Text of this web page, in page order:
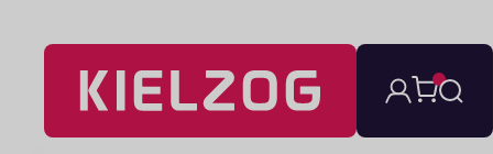
Navigatie